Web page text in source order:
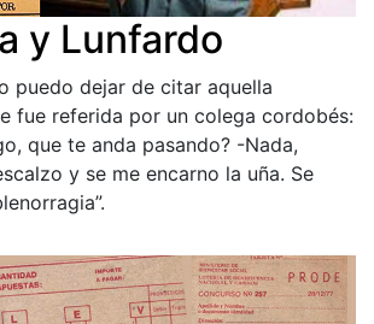
y Lunfardo
puedo dejar de citar aquella
fue referida por un colega cordobés:
que te anda pasando? -Nada,
y se me encarno la uña. Se